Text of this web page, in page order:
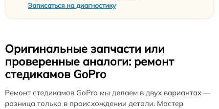
Записаться на диагностику
Оригинальные запчасти или
проверенные аналоги: ремонт
стедикамов GoPro
Ремонт стедикамов GoPro мы делаем в двух вариантах —
разница только в происхождении детали. Мастер